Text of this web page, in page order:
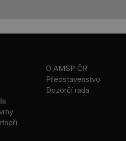
O AMSP ČR
Představenstvo
Dozorčí rada